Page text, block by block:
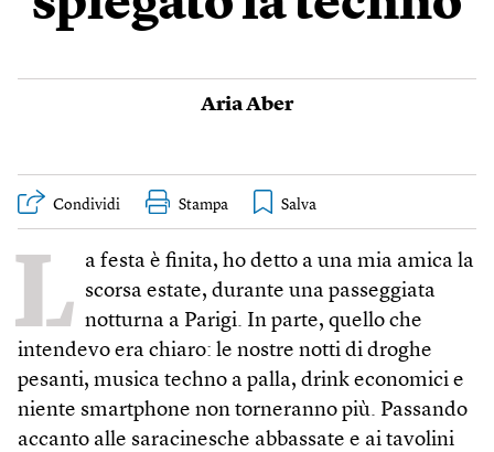
Aria Aber
Condividi Stampa
L a festa è finita, ho detto a una mia amica la
scorsa estate, durante una passeggiata
notturna a Parigi. In parte, quello che
intendevo era chiaro: le nostre notti di droghe
pesanti, musica techno a palla, drink economici e
niente smartphone non torneranno più. Passando
accanto alle saracinesche abbassate e ai tavolini